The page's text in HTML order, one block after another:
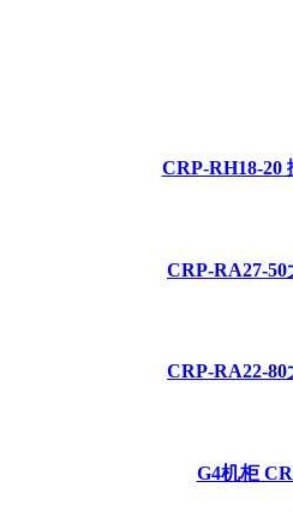
CRP-RH18-20
CRP-RA27-50
CRP-RA22-80
G4机柜